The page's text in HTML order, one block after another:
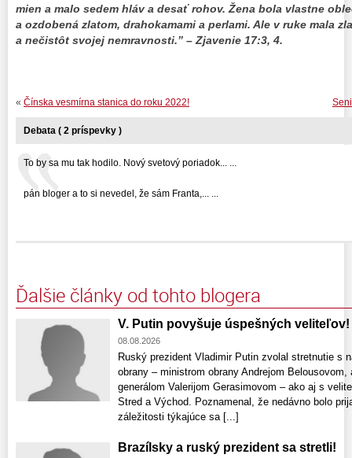
mien a malo sedem hláv a desať rohov. Žena bola vlastne
a ozdobená zlatom, drahokamami a perlami. Ale v ruke mala
a nečistôt svojej nemravnosti.” – Zjavenie 17:3, 4.
« Čínska vesmírna stanica do roku 2022!
Debata ( 2 príspevky )
To by sa mu tak hodilo. Nový svetový poriadok... ...
pán bloger a to si nevedel, že sám Franta,... ...
Ďalšie články od tohto blogera
V. Putin povyšuje úspešných veliteľov!
08.08.2026
Ruský prezident Vladimir Putin zvolal stretnutie s
obrany – ministrom obrany Andrejom
generálom Valerijom Gerasimovom – ako aj s
Stred a Východ. Poznamenal, že nedávno bolo
záležitosti týkajúce sa [...]
Brazílsky a ruský prezident sa stretli!